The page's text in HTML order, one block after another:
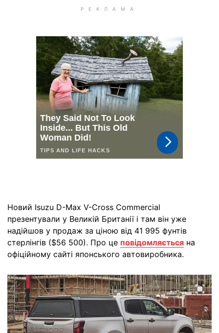
Новий Isuzu D-Max V-Cross Commercial
презентували у Великій Британії і там він уже
надійшов у продаж за ціною від 41 995 фунтів
стерлінгів ($56 500). Про це повідомляється на
офіційному сайті японського автовиробника.